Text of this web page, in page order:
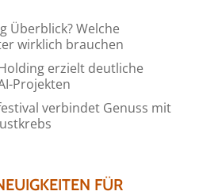
Überblick? Welche
wirklich brauchen
erzielt deutliche
Projekten
verbindet Genuss mit
FÜR